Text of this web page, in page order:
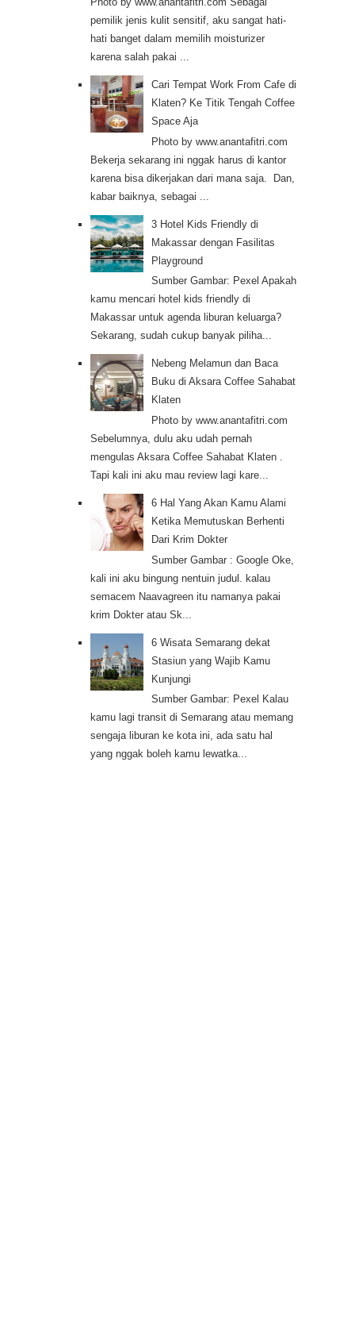
pemilik jenis kulit sensitif, aku sangat hati-
hati banget dalam memilih moisturizer
karena salah pakai ...
Cari Tempat Work From Cafe di
Klaten? Ke Titik Tengah Coffee
Space Aja
Photo by www.anantafitri.com
Bekerja sekarang ini nggak harus di kantor
karena bisa dikerjakan dari mana saja. Dan,
kabar baiknya, sebagai ...
3 Hotel Kids Friendly di
Makassar dengan Fasilitas
Playground
Sumber Gambar: Pexel Apakah
kamu mencari hotel kids friendly di
Makassar untuk agenda liburan keluarga?
Sekarang, sudah cukup banyak piliha...
Nebeng Melamun dan Baca
Buku di Aksara Coffee Sahabat
Klaten
Photo by www.anantafitri.com
Sebelumnya, dulu aku udah pernah
mengulas Aksara Coffee Sahabat Klaten .
Tapi kali ini aku mau review lagi kare...
6 Hal Yang Akan Kamu Alami
Ketika Memutuskan Berhenti
Dari Krim Dokter
Sumber Gambar : Google Oke,
kali ini aku bingung nentuin judul. kalau
semacem Naavagreen itu namanya pakai
krim Dokter atau Sk...
6 Wisata Semarang dekat
Stasiun yang Wajib Kamu
Kunjungi
Sumber Gambar: Pexel Kalau
kamu lagi transit di Semarang atau memang
sengaja liburan ke kota ini, ada satu hal
yang nggak boleh kamu lewatka...